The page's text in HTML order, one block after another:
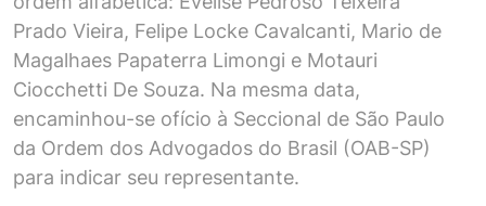
Prado Vieira, Felipe Locke Cavalcanti, Mario de
Magalhaes Papaterra Limongi e Motauri
Ciocchetti De Souza. Na mesma data,
encaminhou-se ofício à Seccional de São Paulo
da Ordem dos Advogados do Brasil (OAB-SP)
para indicar seu representante.